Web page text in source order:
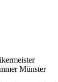
Münster